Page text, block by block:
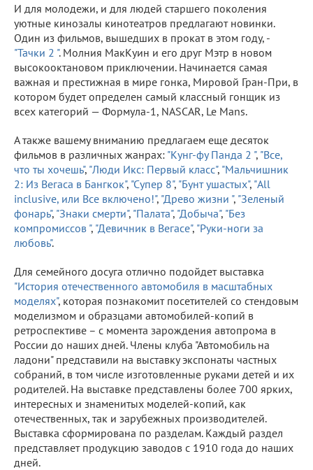
И для молодежи, и для людей старшего поколения
уютные кинозалы кинотеатров предлагают новинки.
Один из фильмов, вышедших в прокат в этом году, -
"Тачки 2 ". Молния МакКуин и его друг Мэтр в новом
высокооктановом приключении. Начинается самая
важная и престижная в мире гонка, Мировой Гран-При, в
котором будет определен самый классный гонщик из
всех категорий — Формула-1, NASCAR, Le Mans.
А также вашему вниманию предлагаем еще десяток
фильмов в различных жанрах: "Кунг-фу Панда 2 ", "Все,
что ты хочешь", "Люди Икс: Первый класс", "Мальчишник
2: Из Вегаса в Бангкок", "Супер 8", "Бунт ушастых", "All
inclusive, или Все включено!", "Древо жизни ", "Зеленый
фонарь", "Знаки смерти", "Палата", "Добыча", "Без
компромиссов ", "Девичник в Вегасе", "Руки-ноги за
любовь".
Для семейного досуга отлично подойдет выставка
"История отечественного автомобиля в масштабных
моделях", которая познакомит посетителей со стендовым
моделизмом и образцами автомобилей-копий в
ретроспективе – с момента зарождения автопрома в
России до наших дней. Члены клуба "Автомобиль на
ладони" представили на выставку экспонаты частных
собраний, в том числе изготовленные руками детей и их
родителей. На выставке представлены более 700 ярких,
интересных и знаменитых моделей-копий, как
отечественных, так и зарубежных производителей.
Выставка сформирована по разделам. Каждый раздел
представляет продукцию заводов с 1910 года до наших
дней.